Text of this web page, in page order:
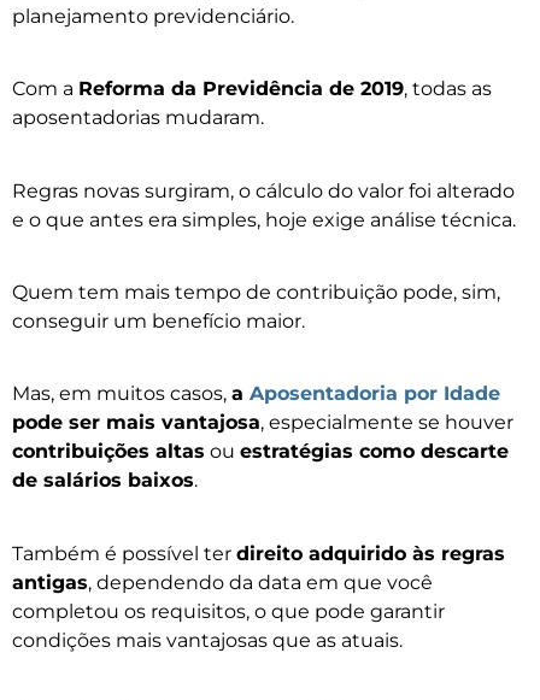
planejamento previdenciário.
Com a Reforma da Previdência de 2019, todas as
aposentadorias mudaram.
Regras novas surgiram, o cálculo do valor foi alterado
e o que antes era simples, hoje exige análise técnica.
Quem tem mais tempo de contribuição pode, sim,
conseguir um benefício maior.
Mas, em muitos casos, a Aposentadoria por Idade
pode ser mais vantajosa, especialmente se houver
contribuições altas ou estratégias como descarte
de salários baixos.
Também é possível ter direito adquirido às regras
antigas, dependendo da data em que você
completou os requisitos, o que pode garantir
condições mais vantajosas que as atuais.